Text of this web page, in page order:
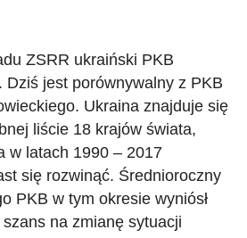
ZSRR ukraiński PKB
Dziś jest porównywalny z PKB
Ukraina znajduje się
liście 18 krajów świata,
w latach 1990 – 2017
się rozwinąć. Średnioroczny
PKB w tym okresie wyniósł
na zmianę sytuacji